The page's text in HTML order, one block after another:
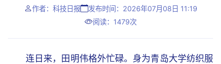
作者：科技日报
发布时间：2026年07月08日 11:19
阅读：1479次
连日来，田明伟格外忙碌。身为青岛大学纺织服